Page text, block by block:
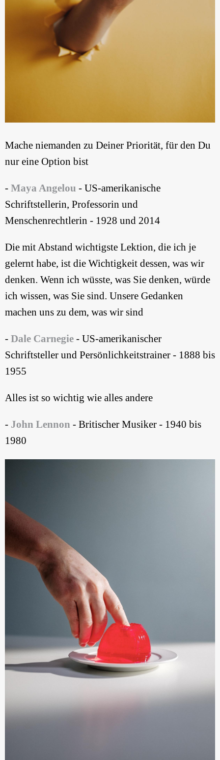
Mache niemanden zu Deiner Priorität, für den Du
nur eine Option bist
- Maya Angelou - US-amerikanische
Schriftstellerin, Professorin und
Menschenrechtlerin - 1928 und 2014
Die mit Abstand wichtigste Lektion, die ich je
gelernt habe, ist die Wichtigkeit dessen, was wir
denken. Wenn ich wüsste, was Sie denken, würde
ich wissen, was Sie sind. Unsere Gedanken
machen uns zu dem, was wir sind
- Dale Carnegie - US-amerikanischer
Schriftsteller und Persönlichkeitstrainer - 1888 bis
1955
Alles ist so wichtig wie alles andere
- John Lennon - Britischer Musiker - 1940 bis
1980